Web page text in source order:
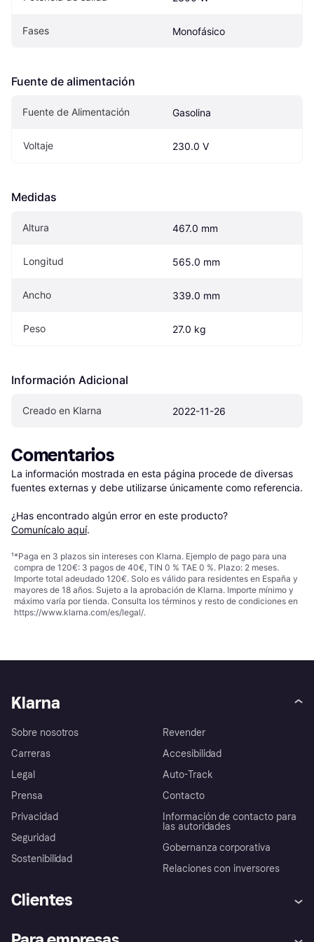
Fases Monofásico
Fuente de alimentación
Fuente de Alimentación Gasolina
Voltaje 230.0 V
Medidas
Altura 467.0 mm
Longitud 565.0 mm
Ancho 339.0 mm
Peso 27.0 kg
Información Adicional
Creado en Klarna 2022-11-26
Comentarios
La información mostrada en esta página procede de diversas
fuentes externas y debe utilizarse únicamente como referencia.
¿Has encontrado algún error en este producto?
Comunícalo aquí.
¹*Paga en 3 plazos sin intereses con Klarna. Ejemplo de pago para una
compra de 120€: 3 pagos de 40€, TIN 0 % TAE 0 %. Plazo: 2 meses.
Importe total adeudado 120€. Solo es válido para residentes en España y
mayores de 18 años. Sujeto a la aprobación de Klarna. Importe mínimo y
máximo varía por tienda. Consulta los términos y resto de condiciones en
https://www.klarna.com/es/legal/.
Klarna
Sobre nosotros
Carreras
Legal
Prensa
Privacidad
Seguridad
Sostenibilidad
Revender
Accesibilidad
Auto-Track
Contacto
Información de contacto para
las autoridades
Gobernanza corporativa
Relaciones con inversores
Clientes